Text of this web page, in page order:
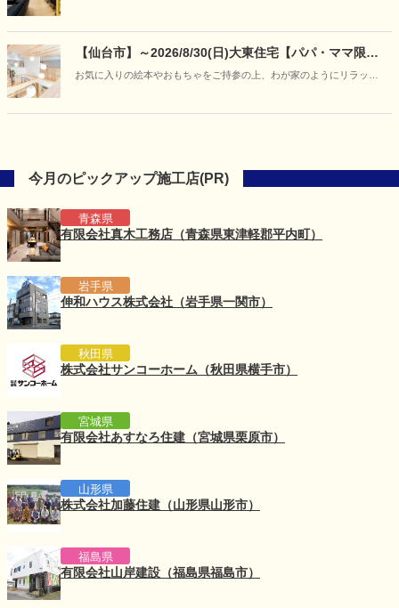
【仙台市】～2026/8/30(日)大東住宅【パパ・ママ限
定】キッズデザイン賞受賞の住まいを貸し切り体験
お気に入りの絵本やおもちゃをご持参の上、わが家のようにリラック
今月のピックアップ施工店(PR)
青森県
有限会社真木工務店（青森県東津軽郡平内町）
岩手県
伸和ハウス株式会社（岩手県一関市）
秋田県
株式会社サンコーホーム（秋田県横手市）
宮城県
有限会社あすなろ住建（宮城県栗原市）
山形県
株式会社加藤住建（山形県山形市）
福島県
有限会社山岸建設（福島県福島市）